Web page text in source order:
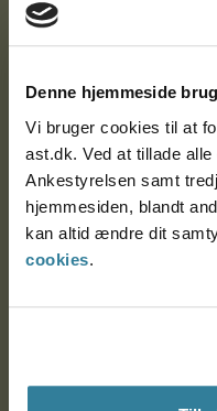
Denne hjemmeside
Vi bruger cookies til at
ast.dk. Ved at tillade
Ankestyrelsen samt
hjemmesiden, blandt
kan altid ændre dit
cookies.
Postadresse:
9000 Aalborg
Ankestyrelsen
Ankestyrelsen